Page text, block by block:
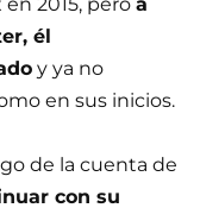
él
y ya no
en sus inicios.
de la cuenta de
con su